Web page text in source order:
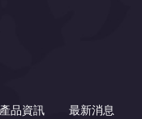
產品資訊 最新消息